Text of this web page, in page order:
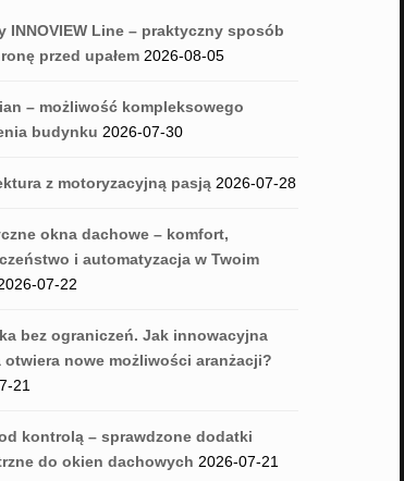
INNOVIEW Line – praktyczny sposób
przed upałem 2026-08-05
– możliwość kompleksowego
budynku 2026-07-30
z motoryzacyjną pasją 2026-07-28
okna dachowe – komfort,
i automatyzacja w Twoim
07-22
bez ograniczeń. Jak innowacyjna
otwiera nowe możliwości aranżacji?
21
kontrolą – sprawdzone dodatki
do okien dachowych 2026-07-21